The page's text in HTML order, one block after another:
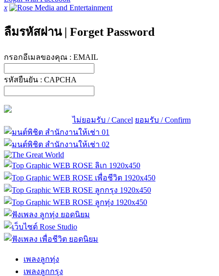
x
ลืมรหัสผ่าน | Forget Password
กรอกอีเมลของคุณ : EMAIL
รหัสยืนยัน : CAPCHA
ไม่ยอมรับ / Cancel ยอมรับ / Confirm
เพลงลูกทุ่ง
เพลงลูกกรุง